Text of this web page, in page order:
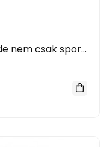
1080P Vízálló sport kamera - de nem csak sportokhoz, akár fedélzeti-, vagy biztonsági kameraként is használhatod